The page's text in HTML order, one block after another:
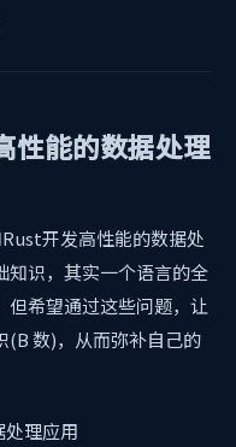
性能的数据处理
开发高性能的数据处
知识，其实一个语言的全
但希望通过这些问题，让
(B 数)，从而弥补自己的
理应用